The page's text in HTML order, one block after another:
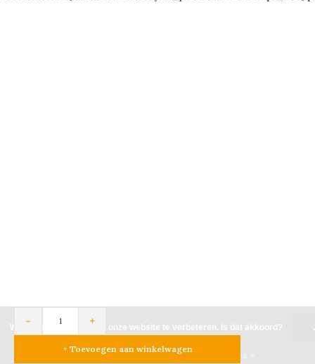
- +
+ Toevoegen aan winkelwagen
Wij slaan cookies op om onze website te verbeteren. Is dat akkoord?
Meer over cookies »